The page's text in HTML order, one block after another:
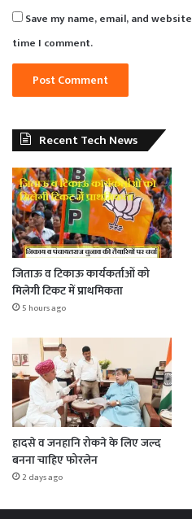
Save my name, email, and
time I comment.
Recent Tech News
जिताऊ व टिकाऊ कार्यकर्ताओं को
मिलेगी टिकट में प्राथमिकता
5 hours ago
हादसे व जनहानि रोकने के लिए जल्द
बनना चाहिए फोरलेन
2 days ago